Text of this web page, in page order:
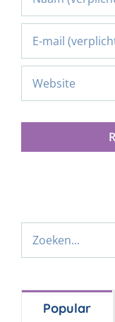
Zoeken
Popular